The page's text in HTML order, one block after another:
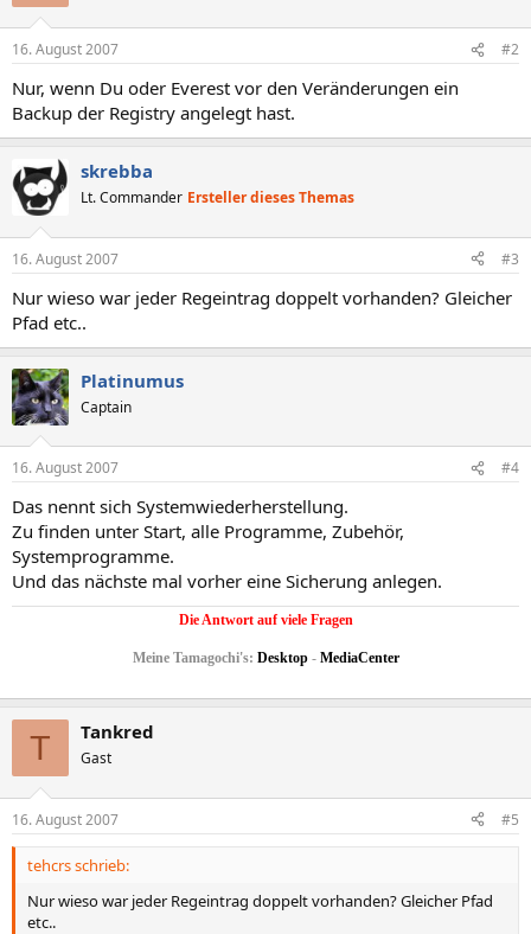
16. August 2007 #2
Nur, wenn Du oder Everest vor den Veränderungen ein
Backup der Registry angelegt hast.
skrebba
Lt. Commander Ersteller dieses Themas
16. August 2007 #3
Nur wieso war jeder Regeintrag doppelt vorhanden? Gleicher
Pfad etc..
Platinumus
Captain
16. August 2007 #4
Das nennt sich Systemwiederherstellung.
Zu finden unter Start, alle Programme, Zubehör,
Systemprogramme.
Und das nächste mal vorher eine Sicherung anlegen.
Die Antwort auf viele Fragen
Meine Tamagochi's: Desktop- MediaCenter
T Tankred
Gast
16. August 2007 #5
tehcrs schrieb:
Nur wieso war jeder Regeintrag doppelt vorhanden? Gleicher Pfad
etc..